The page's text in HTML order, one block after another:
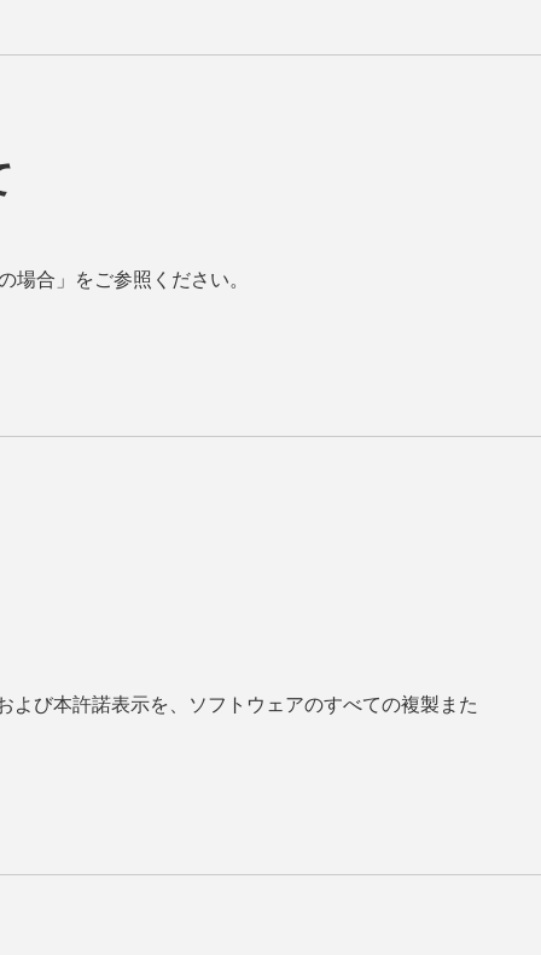
合」をご参照ください。
び本許諾表示を、ソフトウェアのすべての複製また